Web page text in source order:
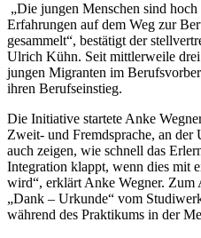
„Die jungen Menschen sind
Erfahrungen auf dem Weg zur
gesammelt“, bestätigt der
Ulrich Kühn. Seit mittlerweile
jungen Migranten im
ihren Berufseinstieg.
Die Initiative startete Anke
Zweit- und Fremdsprache, an
auch zeigen, wie schnell das
Integration klappt, wenn dies mit
wird“, erklärt Anke Wegner. Zum
„Dank – Urkunde“ vom
während des Praktikums in der